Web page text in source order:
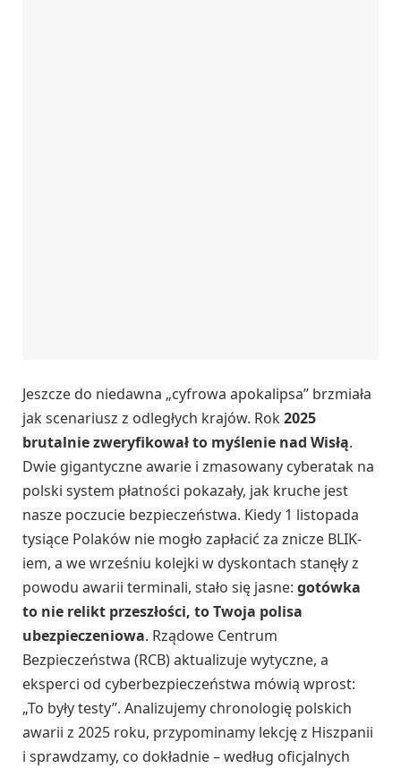
Jeszcze do niedawna „cyfrowa apokalipsa” brzmiała
jak scenariusz z odległych krajów. Rok2025
brutalnie zweryfikował to myślenie nad Wisłą.
Dwie gigantyczne awarie i zmasowany cyberatak na
polski system płatności pokazały, jak kruche jest
nasze poczucie bezpieczeństwa. Kiedy 1 listopada
tysiące Polaków nie mogło zapłacić za znicze BLIK-
iem, a we wrześniu kolejki w dyskontach stanęły z
powodu awarii terminali, stało się jasne: gotówka
to nie relikt przeszłości, to Twoja polisa
ubezpieczeniowa. Rządowe Centrum
Bezpieczeństwa (RCB) aktualizuje wytyczne, a
eksperci od cyberbezpieczeństwa mówią wprost:
„To były testy”. Analizujemy chronologię polskich
awarii z 2025 roku, przypominamy lekcję z Hiszpanii
i sprawdzamy, co dokładnie – według oficjalnych